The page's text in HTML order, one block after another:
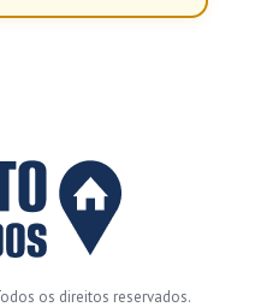
os direitos reservados.